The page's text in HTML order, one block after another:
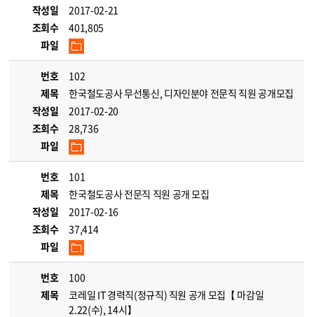
작성일
2017-02-21
조회수
401,805
파일
번호
102
제목
한국철도공사 무선통신, 디자인분야 전문직 직원 공개모집
작성일
2017-02-20
조회수
28,736
파일
번호
101
제목
한국철도공사 전문직 직원 공개 모집
작성일
2017-02-16
조회수
37,414
파일
번호
100
제목
코레일 IT 경력직(정규직) 직원 공개 모집【 마감일
2.22(수), 14시】